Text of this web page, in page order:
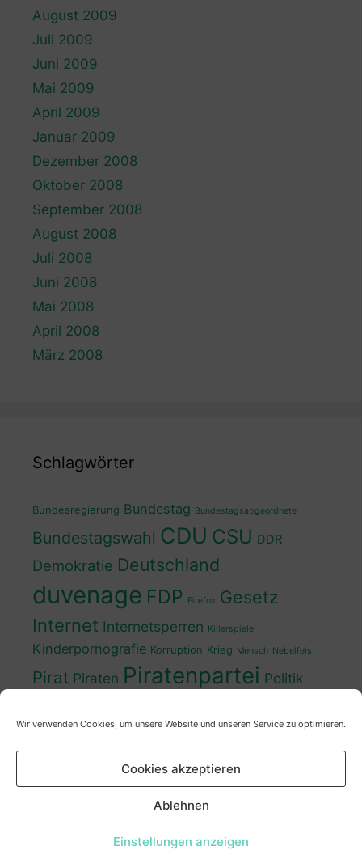
Wir verwenden Cookies, um unsere Website und unseren Service zu optimieren.
Cookies akzeptieren
Ablehnen
Einstellungen anzeigen
August 2009
Juli 2009
Juni 2009
Mai 2009
April 2009
Januar 2009
Dezember 2008
Oktober 2008
September 2008
August 2008
Juli 2008
Juni 2008
Mai 2008
April 2008
März 2008
Schlagwörter
Bundesregierung Bundestag Bundestagsabgeordnete
Bundestagswahl CDU CSU DDR
Demokratie Deutschland
duvenage FDP Firefox Gesetz
Internet Internetsperren Killerspiele
Kinderpornografie Korruption Krieg Mensch Nebelfels
Pirat Piraten Piratenpartei Politik
Wahlkampf Wahlprogramm Wähler
Zensur Zensursula Überwachung